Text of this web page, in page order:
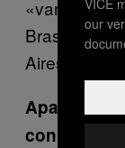
«vamos a
Brasil
Aires con
Aparte de
con varios
our